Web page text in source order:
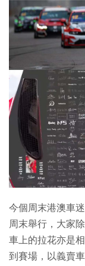
今個周末港澳車
周末舉行，大家
車上的拉花亦是
到賽場，以義賣